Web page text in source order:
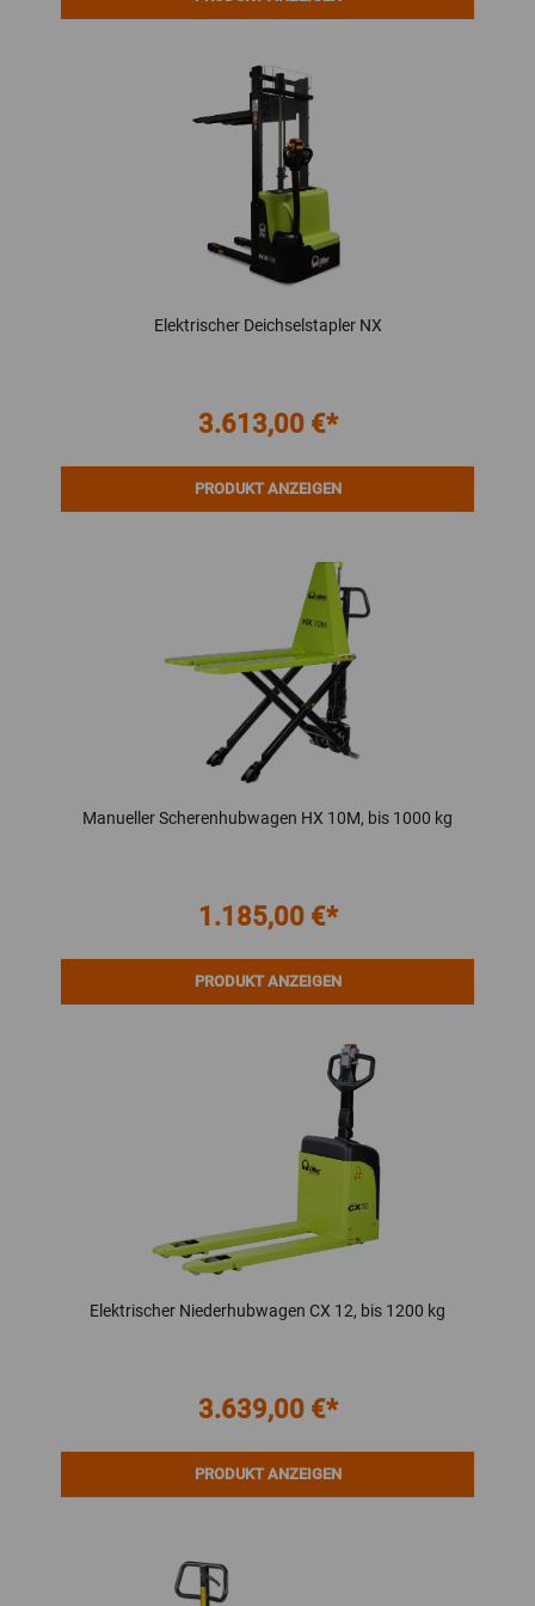
Elektrischer Deichselstapler NX
3.613,00 €*
PRODUKT ANZEIGEN
Manueller Scherenhubwagen HX 10M, bis 1000 kg
1.185,00 €*
PRODUKT ANZEIGEN
Elektrischer Niederhubwagen CX 12, bis 1200 kg
3.639,00 €*
PRODUKT ANZEIGEN